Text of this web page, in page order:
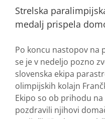
Strelska
medalj prispela
Po koncu nastopov na
se je v nedeljo pozno
slovenska ekipa
olimpijskih kolajn
Ekipo so ob prihodu
pozdravili njihovi